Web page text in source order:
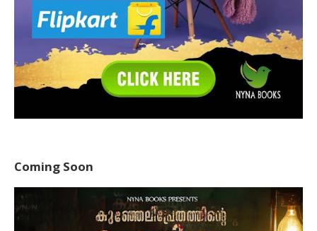
Coming Soon